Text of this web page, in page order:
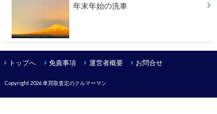
年末年始の洗車
トップへ 免責事項 運営者概要 お問合せ
Copyright 2026車買取査定のクルマーマン